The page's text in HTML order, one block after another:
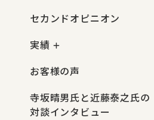
セカンドオピニオン
実績
お客様の声
寺坂晴男氏と近藤泰之氏の
対談インタビュー